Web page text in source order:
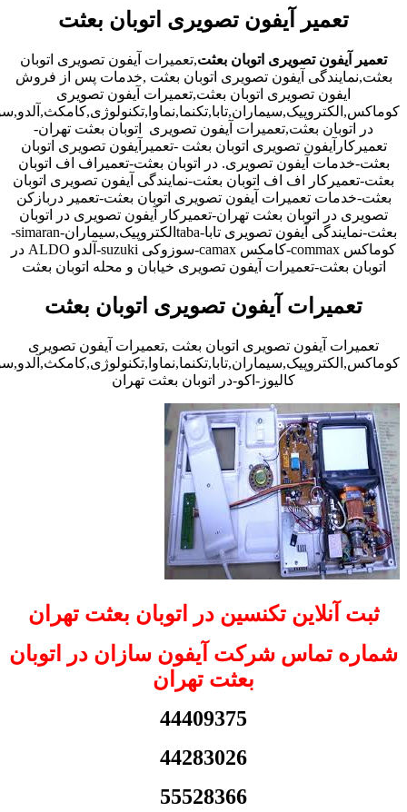
تعمیر آیفون تصویری اتوبان بعثت
تعمیر آیفون تصویری اتوبان بعثت,تعمیرات آیفون تصویری اتوبان
بعثت,نمایندگی آیفون تصویری اتوبان بعثت ,خدمات پس از فروش
ایفون تصویری اتوبان بعثت,تعمیرات آیفون تصویری
در اتوبان بعثت,تعمیرات آیفون تصویری اتوبان بعثت تهران-
تعمیرکارآیفون تصویری اتوبان بعثت -تعمیرآیفون تصویری اتوبان
بعثت-خدمات آیفون تصویری. در اتوبان بعثت-تعمیراف اف اتوبان
بعثت-تعمیرکار اف اف اتوبان بعثت-نمایندگی آیفون تصویری اتوبان
بعثت-خدمات تعمیرات آیفون تصویری اتوبان بعثت-تعمیر دربازکن
تصویری در اتوبان بعثت تهران-تعمیرکار آیفون تصویری در اتوبان
بعثت-نمایندگی آیفون تصویری تابا-tabaالکتروپیک,سیماران-simaran-
کوماکس commax-کامکس camax-سوزوکی suzuki-آلدو ALDO در
اتوبان بعثت-تعمیرات آیفون تصویری خیابان و محله اتوبان بعثت
تعمیرات آیفون تصویری اتوبان بعثت
تعمیرات آیفون تصویری اتوبان بعثت ,تعمیرات آیفون تصویری
کالیوز-اکو-در اتوبان بعثت تهران
ثبت آنلاین تکنسین در اتوبان بعثت تهران
شماره تماس شرکت آیفون سازان در اتوبان
بعثت تهران
44409375
44283026
55528366